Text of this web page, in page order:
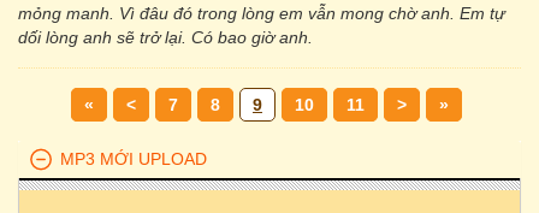
mỏng manh. Vì đâu đó trong lòng em vẫn mong chờ anh. Em tự
dối lòng anh sẽ trở lại. Có bao giờ anh.
« < 7 8 9 10 11 > »
MP3 MỚI UPLOAD